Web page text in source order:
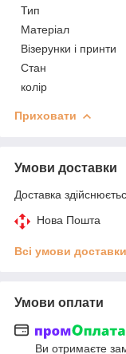
Тип
Матеріал
Візерунки і принти
Стан
колір
Приховати
Умови доставки
Доставка
Нова Пошта
Всі умови доставки
Умови оплати
Ви отримаєте